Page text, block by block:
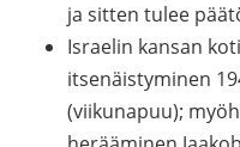
ja sitten tulee
Israelin kansan
itsenäistyminen
(viikunapuu);